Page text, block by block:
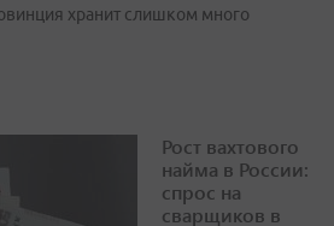
хранит слишком много
Рост вахтового
найма в России:
спрос на
сварщиков в